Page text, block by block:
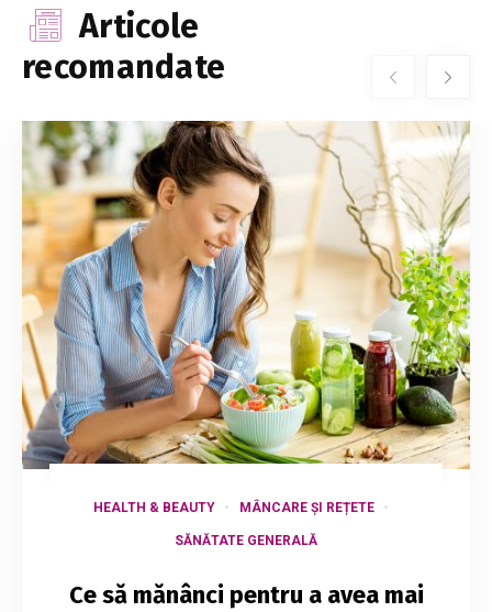
Articole
recomandate
HEALTH & BEAUTY MÂNCARE ȘI REȚETE
SĂNĂTATE GENERALĂ
Ce să mănânci pentru a avea mai